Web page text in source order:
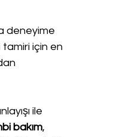
deneyime
için en
ile
bakım,